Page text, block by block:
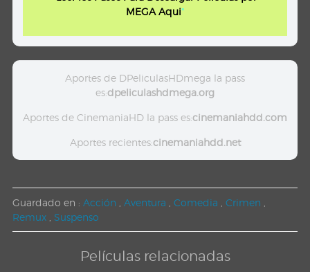
MEGA Aqui"
Aportes de DPeliculasHDmega la pass
es:dpeliculashdmega.org
Aportes de CinemaniaHD la pass es:cinemaniahdd.com
Aportes recientes:cinemaniahdd.net
Guardado en : Acción Aventura Comedia Crimen
Remux
Suspenso
Películas relacionadas